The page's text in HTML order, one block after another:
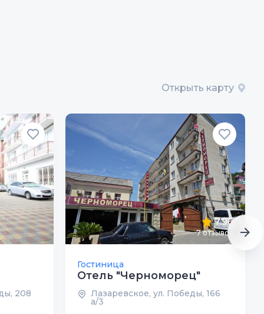
Открыть карту
208
7.96
7отзывов
Гостиница
Отель "Черноморец"
Лазаревское, ул. Победы, 166
а/3